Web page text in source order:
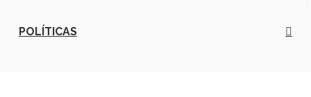
POLÍTICAS